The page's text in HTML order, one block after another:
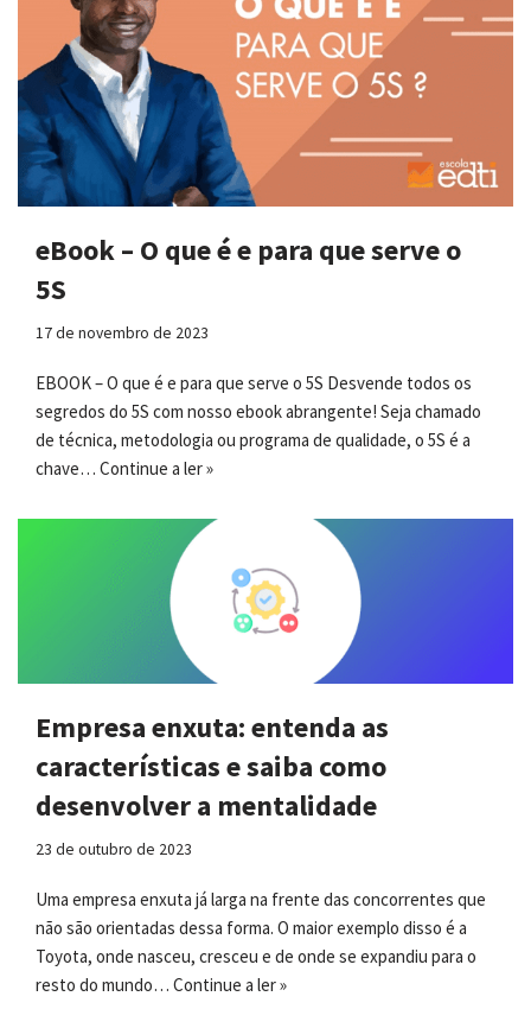
eBook – O que é e para que serve o
5S
17 de novembro de 2023
EBOOK – O que é e para que serve o 5S Desvende todos os
segredos do 5S com nosso ebook abrangente! Seja chamado
de técnica, metodologia ou programa de qualidade, o 5S é a
chave… Continue a ler »
Empresa enxuta: entenda as
características e saiba como
desenvolver a mentalidade
23 de outubro de 2023
Uma empresa enxuta já larga na frente das concorrentes que
não são orientadas dessa forma. O maior exemplo disso é a
Toyota, onde nasceu, cresceu e de onde se expandiu para o
resto do mundo… Continue a ler »